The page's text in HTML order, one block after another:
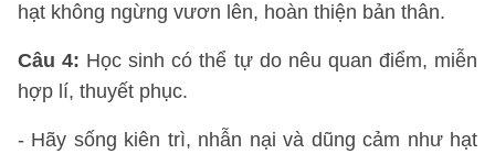
hạt không ngừng vươn lên, hoàn thiện bản thân.
Câu 4: Học sinh có thể tự do nêu quan điểm, miễn
hợp lí, thuyết phục.
- Hãy sống kiên trì, nhẫn nại và dũng cảm như hạt